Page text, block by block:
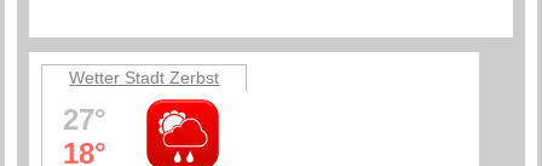
Wetter Stadt Zerbst